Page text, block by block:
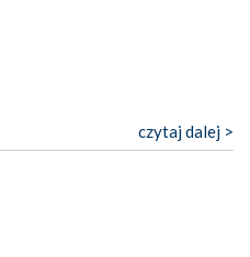
czytaj dalej >